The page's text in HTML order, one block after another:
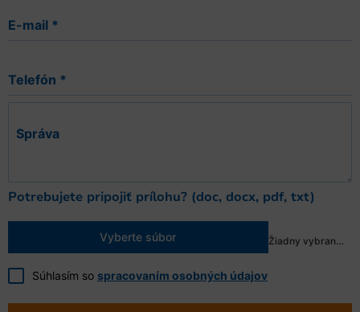
E-mail *
Telefón *
Správa
Potrebujete pripojiť prílohu? (doc, docx, pdf, txt)
Vyberte súbor Žiadny vybraný súbor
Súhlasím so spracovaním osobných údajov